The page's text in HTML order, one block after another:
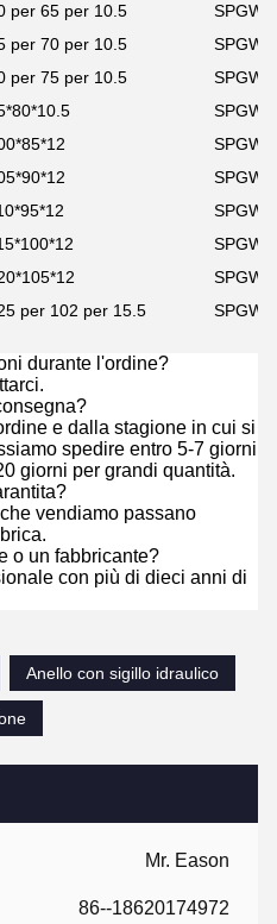
Mr. Eason
86--18620174972
per 65 per 10.5
SPGW
per 70 per 10.5
SPGW
per 75 per 10.5
SPGW
SPGW
SPGW
SPGW
SPGW
SPGW
SPGW
per 102 per 15.5 SPGW
durante l'ordine?
e dalla stagione in cui si
spedire entro 5-7 giorni
giorni per grandi quantità.
vendiamo passano
o un fabbricante?
con più di dieci anni di
Anello con sigillo idraulico